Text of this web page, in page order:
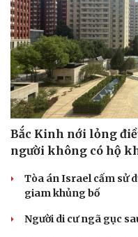
Cải chính
Bắc Kinh nới lỏng
người không có hộ
Tòa án Israel cấm sử
giam khủng bố
Người di cư ngã gục